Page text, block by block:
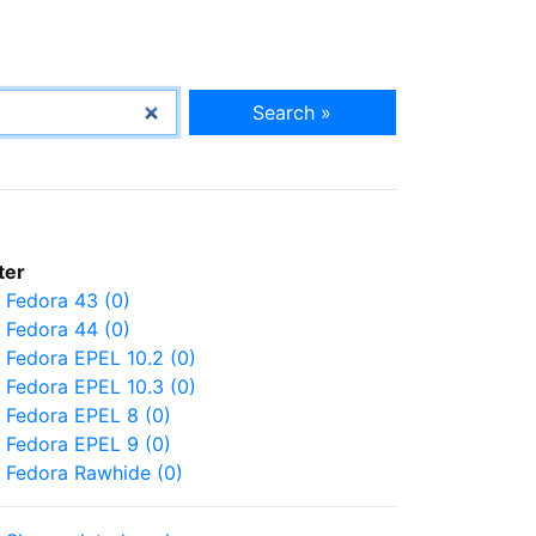
Search »
Fedora 43 (0)
Fedora 44 (0)
Fedora EPEL 10.2 (0)
Fedora EPEL 10.3 (0)
Fedora EPEL 8 (0)
Fedora EPEL 9 (0)
Fedora Rawhide (0)